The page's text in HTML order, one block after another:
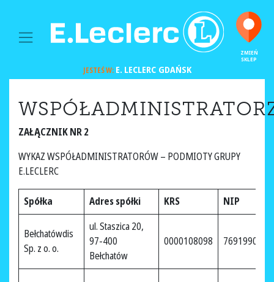
MAIN NAVIGATION
ZMIEŃ
SKLEP
JESTEŚ W:E. LECLERC GDAŃSK
ZAŁĄCZNIK NR 2
WYKAZ WSPÓŁADMINISTRATORÓW – PODMIOTY GRUPY
E.LECLERC
Spółka Adres spółki KRS NIP
Bełchatówdis
Sp. z o. o.
ul. Staszica 20,
97-400
Bełchatów
0000108098 7691990858